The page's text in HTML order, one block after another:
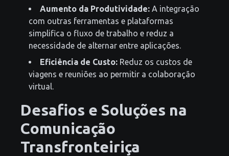
Aumento da Produtividade: A integração
com outras ferramentas e plataformas
simplifica o fluxo de trabalho e reduz a
necessidade de alternar entre aplicações.
Eficiência de Custo: Reduz os custos de
viagens e reuniões ao permitir a colaboração
virtual.
Desafios e Soluções na
Comunicação
Transfronteiriça